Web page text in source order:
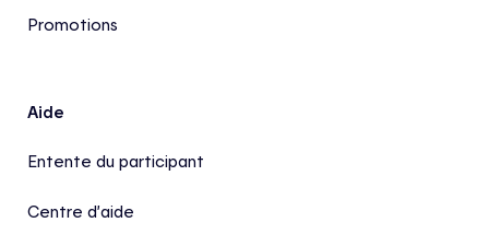
Promotions
Aide
Entente du participant
Centre d’aide